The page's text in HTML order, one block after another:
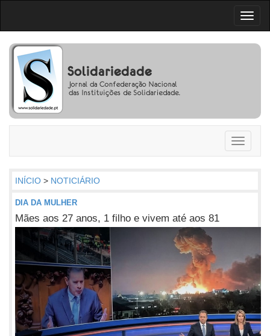
Toggle
INÍCIO > NOTICIÁRIO
DIA DA MULHER
Mães aos 27 anos, 1 filho e vivem até aos 81